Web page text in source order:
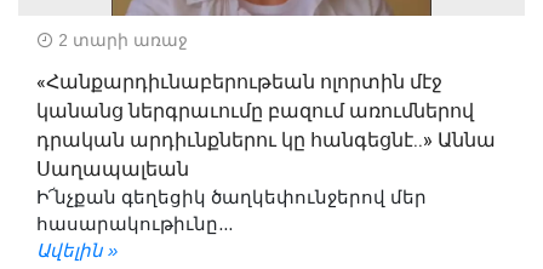
2 տարի առաջ
«Հանքարդիւնաբերութեան ոլորտին մէջ
կանանց ներգրաւումը բազում առումներով
դրական արդիւնքներու կը հանգեցնէ..» Աննա
Սաղապալեան
Ի՜նչքան գեղեցիկ ծաղկեփունջերով մեր
հասարակութիւնը...
Ավելին »